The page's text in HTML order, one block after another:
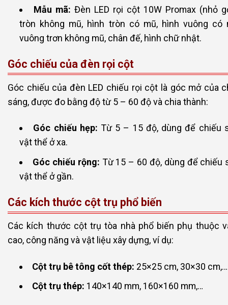
Mẫu mã: Đèn LED rọi cột 10W Promax (nhỏ
tròn không mũ, hình tròn có mũ, hình vuông có
vuông trơn không mũ, chân đế, hình chữ nhật.
Góc chiếu của đèn rọi cột
Góc chiếu của đèn LED chiếu rọi cột là góc mở của
sáng, được đo bằng độ từ 5 – 60 độ và chia thành:
Góc chiếu hẹp: Từ 5 – 15 độ, dùng để chiếu
vật thể ở xa.
Góc chiếu rộng: Từ 15 – 60 độ, dùng để chiếu
vật thể ở gần.
Các kích thước cột trụ phổ biến
Các kích thước cột trụ tòa nhà phổ biến phụ thuộc
cao, công năng và vật liệu xây dựng, ví dụ:
Cột trụ bê tông cốt thép: 25×25 cm, 30×30 cm,…
Cột trụ thép: 140×140 mm, 160×160 mm,…